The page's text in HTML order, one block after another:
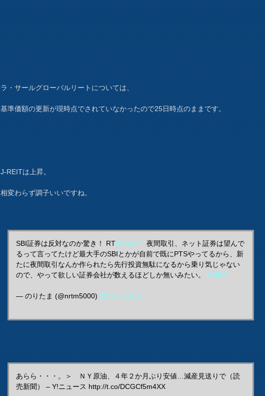
ラ・サールグローバルリートについては、
基準価額の更新が現時点でされていなかったので25日時点のままです。
J-REITは上昇。
相変わらず調子いいですね。
SBI証券は反対なのか驚き！ RT@sujiko3 夜間取引、ネット証券は望んで
るって言ってたけど最大手のSBIとかが自前で既にPTSやってるから、新
たに夜間取引なんか作られたら先行投資無駄になるから乗り気じゃない
ので、やって欲しい証券会社が数えるほどしか無いみたい。#WBS
— のりたま (@nrtm5000) 2014, 11月 25
あらら・・・。＞ ＮＹ原油、４年２か月ぶり安値…減産見送りで（読
売新聞） – Y!ニュース http://t.co/DCGCf5m4XX